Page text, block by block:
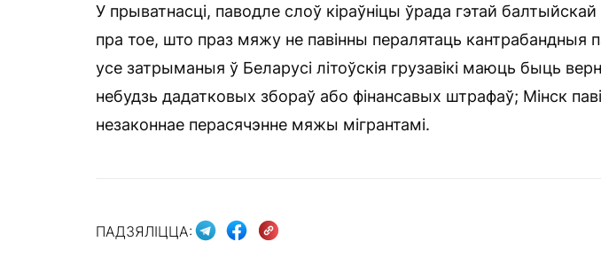
У прыватнасці, паводле слоў кіраўніцы ўрада гэтай балтыйскай
пра тое, што праз мяжу не павінны пералятаць кантрабандныя
усе затрыманыя ў Беларусі літоўскія грузавікі маюць быць
небудзь дадатковых збораў або фінансавых штрафаў; Мінск
незаконнае перасячэнне мяжы мігрантамі.
ПАДЗЯЛІЦЦА: